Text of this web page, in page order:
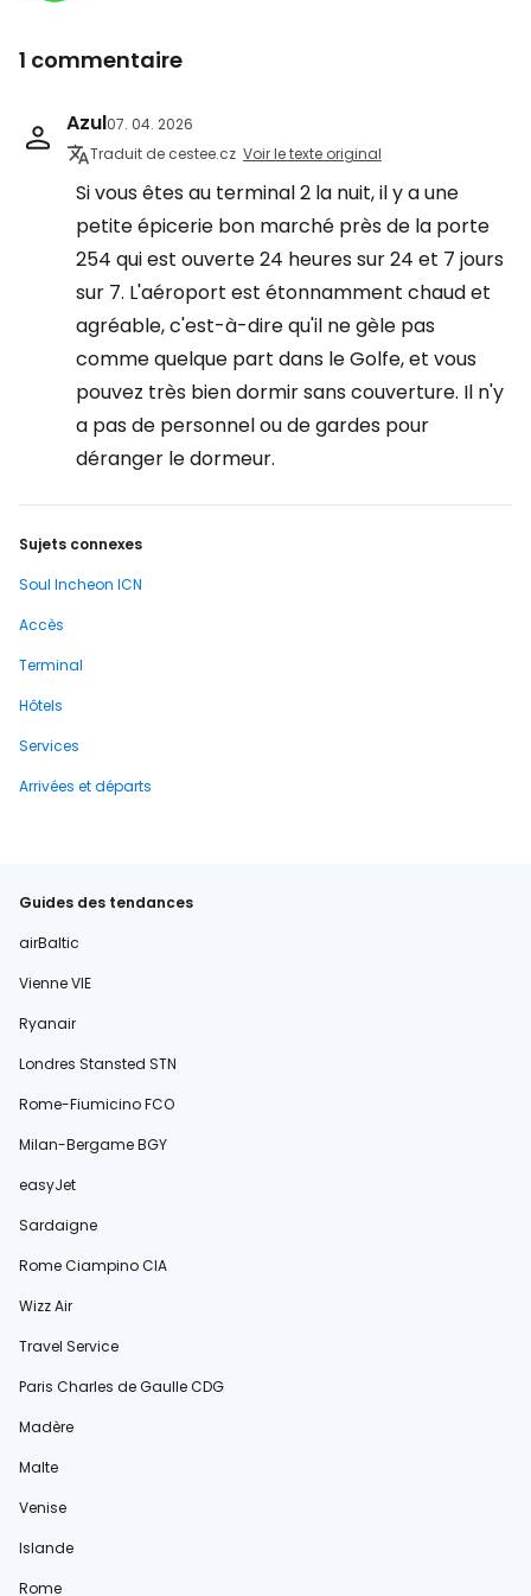
1 commentaire
Azul07. 04. 2026
Traduit de cestee.cz Voir le texte original
Si vous êtes au terminal 2 la nuit, il y a une
petite épicerie bon marché près de la porte
254 qui est ouverte 24 heures sur 24 et 7 jours
sur 7. L'aéroport est étonnamment chaud et
agréable, c'est-à-dire qu'il ne gèle pas
comme quelque part dans le Golfe, et vous
pouvez très bien dormir sans couverture. Il n'y
a pas de personnel ou de gardes pour
déranger le dormeur.
Sujets connexes
Soul Incheon ICN
Accès
Terminal
Hôtels
Services
Arrivées et départs
Guides des tendances
airBaltic
Vienne VIE
Ryanair
Londres Stansted STN
Rome-Fiumicino FCO
Milan-Bergame BGY
easyJet
Sardaigne
Rome Ciampino CIA
Wizz Air
Travel Service
Paris Charles de Gaulle CDG
Madère
Malte
Venise
Islande
Rome